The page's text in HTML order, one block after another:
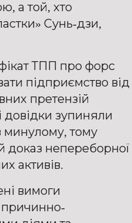
а той, хто
Сунь-дзи,
ТПП про форс
підприємство від
претензій
довідки зупиняли
минулому, тому
доказ непереборної
активів.
вимоги